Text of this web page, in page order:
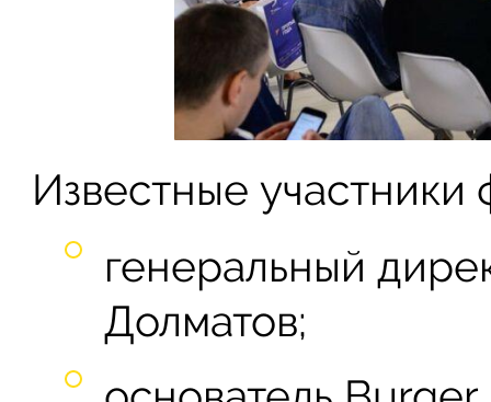
Известные участники
генеральный
Долматов;